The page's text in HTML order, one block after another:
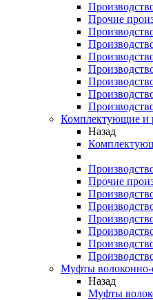
Прочие
Комплектующие и
Назад
Прочие
Муфты волоконно-
Назад
Муфты